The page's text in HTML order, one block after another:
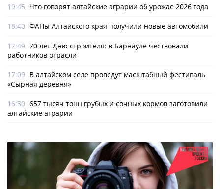
19:45 Что говорят алтайские аграрии об урожае 2026 года
18:40 ФАПы Алтайского края получили новые автомобили
17:49 70 лет Дню строителя: в Барнауле чествовали
работников отрасли
17:09 В алтайском селе проведут масштабный фестиваль
«Сырная деревня»
16:30 657 тысяч тонн грубых и сочных кормов заготовили
алтайские аграрии